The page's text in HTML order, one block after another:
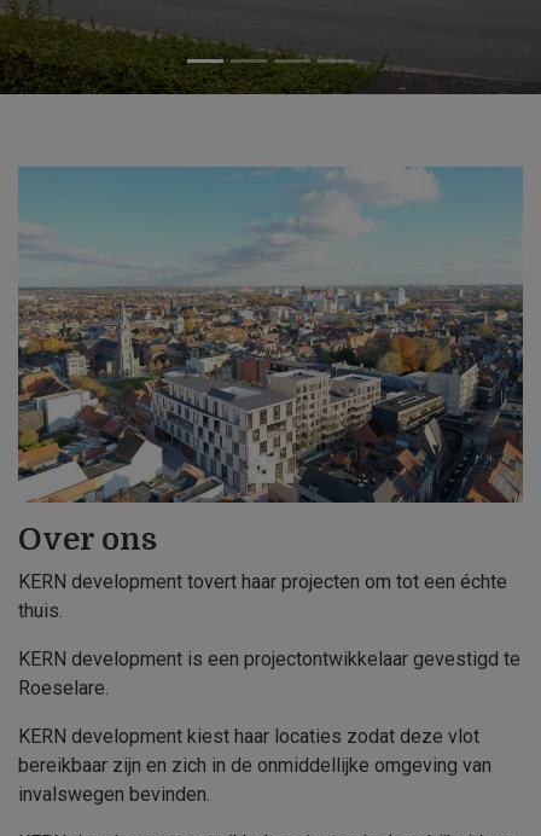
Over ons
KERN development tovert haar projecten om tot een échte
thuis.
KERN development is een projectontwikkelaar gevestigd te
Roeselare.
KERN development kiest haar locaties zodat deze vlot
bereikbaar zijn en zich in de onmiddellijke omgeving van
invalswegen bevinden.